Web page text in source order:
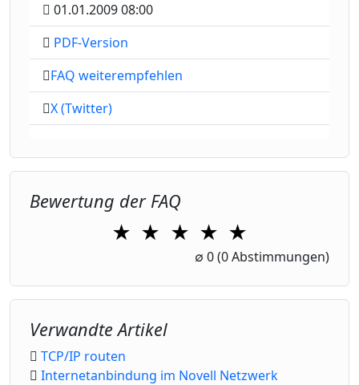
01.01.2009 08:00
PDF-Version
FAQ weiterempfehlen
X (Twitter)
Bewertung der FAQ
★ ★
2 Stars
★
3 Stars
★
4 Stars
★
5 Stars
∅ 0(0 Abstimmungen)
Verwandte Artikel
TCP/IP routen
Internetanbindung im Novell Netzwerk